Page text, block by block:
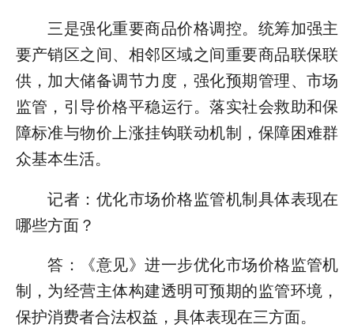
三是强化重要商品价格调控。统筹加强主
要产销区之间、相邻区域之间重要商品联保联
供，加大储备调节力度，强化预期管理、市场
监管，引导价格平稳运行。落实社会救助和保
障标准与物价上涨挂钩联动机制，保障困难群
众基本生活。
记者：优化市场价格监管机制具体表现在
哪些方面？
答：《意见》进一步优化市场价格监管机
制，为经营主体构建透明可预期的监管环境，
保护消费者合法权益，具体表现在三方面。